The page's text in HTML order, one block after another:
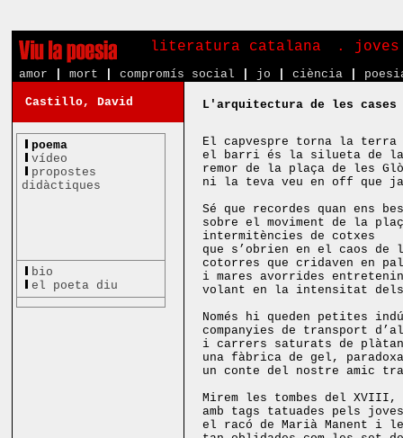
literatura catalana .
amor mort compromís social jo ciència
Castillo, David
poema
vídeo
propostes
didàctiques
bio
el poeta diu
L'arquitectura de les cases
El capvespre torna la
el barri és la silueta de la
remor de la plaça de les
ni la teva veu en off que
Sé que recordes quan ens
sobre el moviment de la
intermitències de cotxes
que s’obrien en el caos de
cotorres que cridaven en
i mares avorrides
volant en la intensitat dels
Només hi queden petites
companyies de transport
i carrers saturats de
una fàbrica de gel,
un conte del nostre amic
Mirem les tombes del XVIII,
amb tags tatuades pels
el racó de Marià Manent i